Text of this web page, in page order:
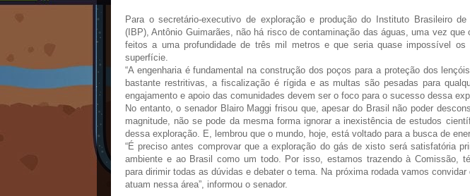
Para o secretário-executivo de exploração e produção do Instituto Brasileiro
(IBP), Antônio Guimarães, não há risco de contaminação das águas, uma vez
feitos a uma profundidade de três mil metros e que seria quase impossível
superfície.
“A engenharia é fundamental na construção dos poços para a proteção dos
bastante restritivas, a fiscalização é rígida e as multas são pesadas para
engajamento e apoio das comunidades devem ser o foco para o sucesso dessa
No entanto, o senador Blairo Maggi frisou que, apesar do Brasil não poder
magnitude, não se pode da mesma forma ignorar a inexistência de estudos
dessa exploração. E, lembrou que o mundo, hoje, está voltado para a busca de
“É preciso antes comprovar que a exploração do gás de xisto será satisfatória
ambiente e ao Brasil como um todo. Por isso, estamos trazendo à Comissão,
para dirimir todas as dúvidas e debater o tema. Na próxima rodada vamos convidar
atuam nessa área”, informou o senador.